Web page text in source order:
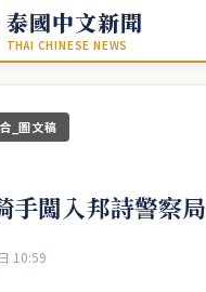
泰國中文新聞
THAI CHINESE NEWS
_圖文稿
手闖入邦詩警察局
10:59